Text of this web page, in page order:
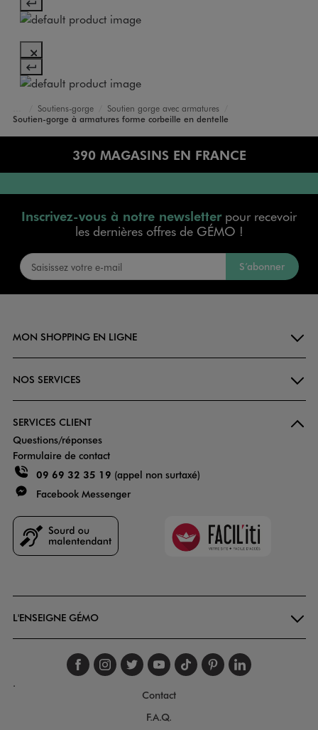
Accueil
Femme
Lingerie
Soutiens-gorge
Soutien gorge avec armatures
Soutien-gorge à armatures forme corbeille en dentelle
390 MAGASINS EN FRANCE
Inscrivez-vous à notre newsletterpour recevoir
les dernières offres de GÉMO !
S’abonner
MON SHOPPING EN LIGNE
NOS SERVICES
SERVICES CLIENT
Questions/réponses
Formulaire de contact
09 69 32 35 19 (appel non surtaxé)
Facebook Messenger
Faciliti
L'ENSEIGNE GÉMO
Suivez-nous sur
Suivez-nous sur
Suivez-nous sur
Suivez-nous
Suivez-nous
Suivez-
.
Contact
F.A.Q.